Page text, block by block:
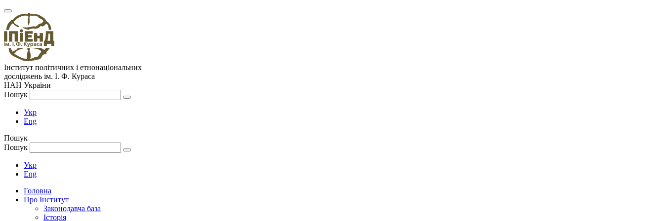
Інститут політичних і етнонаціональних
досліджень ім. І. Ф. Кураса
НАН України
Пошук
Укр
Eng
Пошук
Пошук
Укр
Eng
Головна
Про Інститут
Законодавча база
Історія